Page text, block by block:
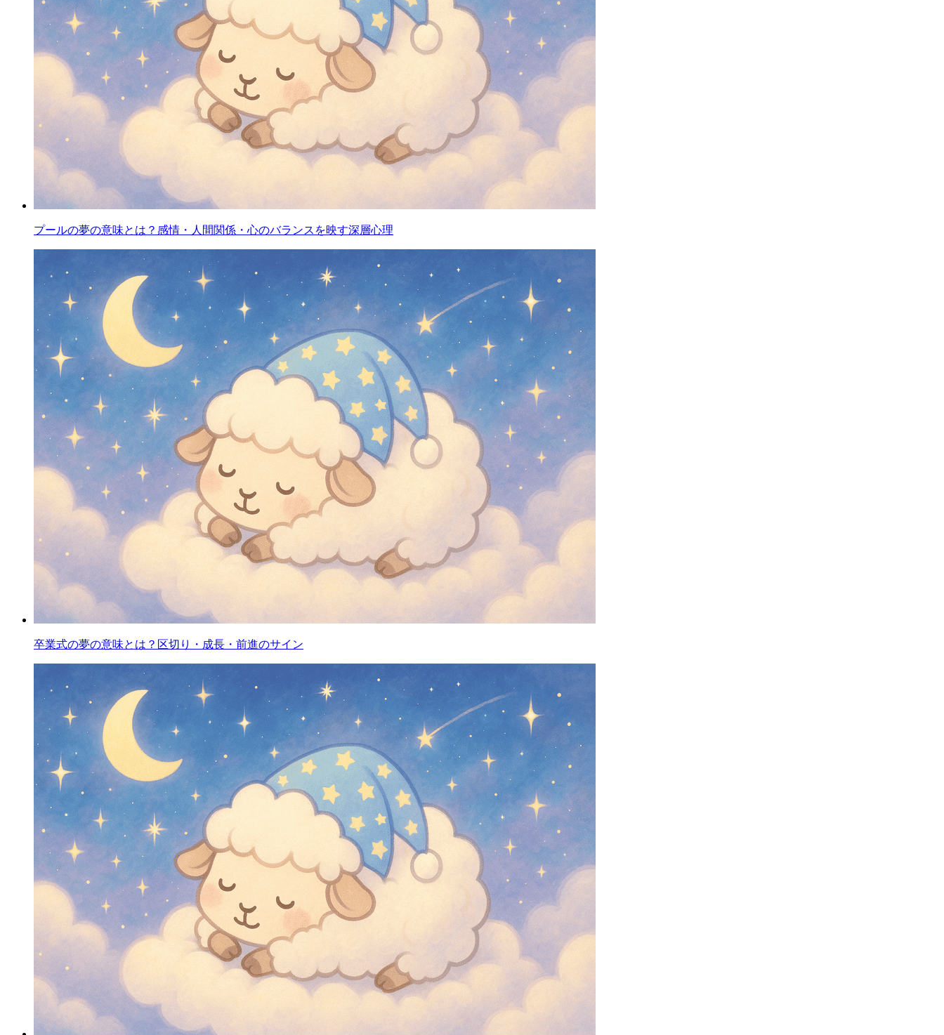
プールの夢の意味とは？感情・人間関係・心のバランスを映す深層心理
卒業式の夢の意味とは？区切り・成長・前進のサイン